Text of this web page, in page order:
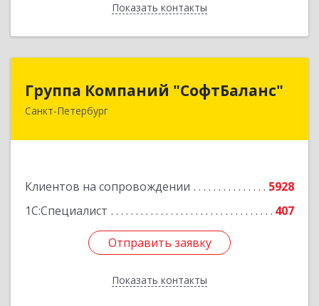
Показать контакты
Назад
Группа Компаний "СофтБаланс"
Санкт-Петербург
Клиентов на сопровождении
5928
1С:Специалист
407
Отправить заявку
Показать контакты
Группа Компаний "СофтБаланс"
195112, Санкт-Петербург г, Заневский пр-кт,
Отправить заявку
Назад